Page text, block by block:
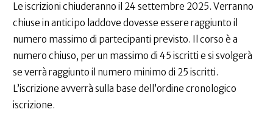
Le iscrizioni chiuderanno il 24 settembre 2025. Verranno
chiuse in anticipo laddove dovesse essere raggiunto il
numero massimo di partecipanti previsto. Il corso è a
numero chiuso, per un massimo di 45 iscritti e si svolgerà
se verrà raggiunto il numero minimo di 25 iscritti.
L’iscrizione avverrà sulla base dell’ordine cronologico
iscrizione.